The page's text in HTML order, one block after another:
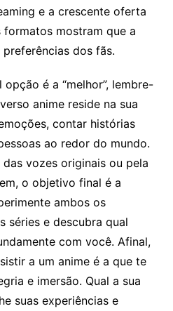
e a crescente oferta
mostram que a
dos fãs.
é a “melhor”, lembre-
anime reside na sua
contar histórias
ao redor do mundo.
vozes originais ou pela
o objetivo final é a
ambos os
séries e descubra qual
com você. Afinal,
a um anime é a que te
e imersão. Qual a sua
suas experiências e